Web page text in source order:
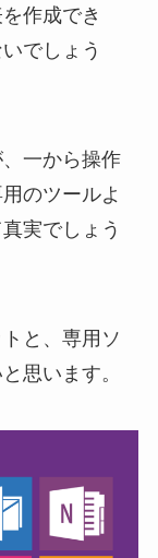
作成でき
でしょう
一から操作
のツールよ
実でしょう
と、専用ソ
思います。